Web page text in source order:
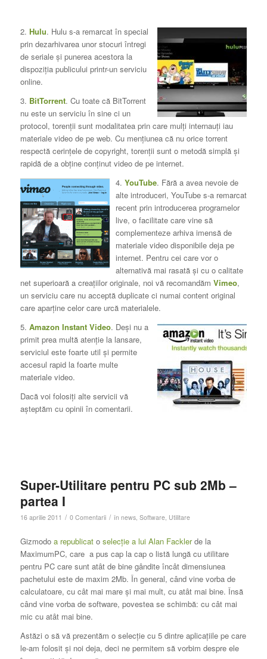
2. Hulu. Hulu s-a remarcat în special
prin dezarhivarea unor stocuri întregi
de seriale şi punerea acestora la
dispoziţia publicului printr-un serviciu
online.
3. BitTorrent. Cu toate că BitTorrent
nu este un serviciu în sine ci un
protocol, torenţii sunt modalitatea prin care mulţi internauţi iau
materiale video de pe web. Cu menţiunea că nu orice torrent
respectă cerinţele de copyright, torenţii sunt o metodă simplă şi
rapidă de a obţine conţinut video de pe internet.
4. YouTube. Fără a avea nevoie de
alte introduceri, YouTube s-a remarcat
recent prin introducerea programelor
live, o facilitate care vine să
complementeze arhiva imensă de
materiale video disponibile deja pe
internet. Pentru cei care vor o
alternativă mai rasată şi cu o calitate
net superioară a creaţiilor originale, noi vă recomandăm Vimeo,
un serviciu care nu acceptă duplicate ci numai content original
care aparţine celor care urcă materialele.
5. Amazon Instant Video. Deşi nu a
primit prea multă atenţie la lansare,
serviciul este foarte util şi permite
accesul rapid la foarte multe
materiale video.
Dacă voi folosiţi alte servicii vă
aşteptăm cu opinii în comentarii.
Super-Utilitare pentru PC sub 2Mb –
partea I
16 aprilie 2011 / 0 Comentarii / în news, Software, Utilitare
Gizmodo a republicato selecţie a lui Alan Facklerde la
MaximumPC, care a pus cap la cap o listă lungă cu utilitare
pentru PC care sunt atât de bine gândite încât dimensiunea
pachetului este de maxim 2Mb. În general, când vine vorba de
calculatoare, cu cât mai mare şi mai mult, cu atât mai bine. Însă
când vine vorba de software, povestea se schimbă: cu cât mai
mic cu atât mai bine.
Astăzi o să vă prezentăm o selecţie cu 5 dintre aplicaţiile pe care
le-am folosit şi noi deja, deci ne permitem să vorbim despre ele